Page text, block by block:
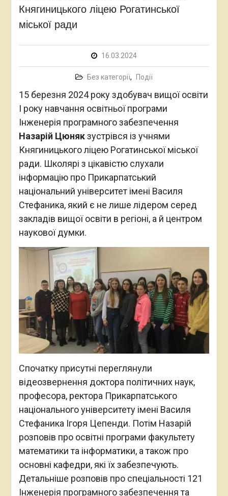
Княгиницького ліцею Рогатинської
міської ради
16.03.2024
Без категорії, Події
15 березня 2024 року здобувач вищої освіти
І року навчання освітньої програми
Інженерія програмного забезпечення
Назарій Цюнякзустрівся із учнями
Княгиницького ліцею Рогатинської міської
ради. Школярі з цікавістю слухали
інформацію про Прикарпатський
національний університет імені Василя
Стефаника, який є не лише лідером серед
закладів вищої освіти в регіоні, а й центром
наукової думки.
Спочатку присутні переглянули
відеозвернення доктора політичних наук,
професора, ректора Прикарпатського
національного університету імені Василя
Стефаника Ігоря Цепенди. Потім Назарій
розповів про освітні програми факультету
математики та інформатики, а також про
основні кафедри, які їх забезпечують.
Детальніше розповів про спеціальності 121
Інженерія програмного забезпечення та